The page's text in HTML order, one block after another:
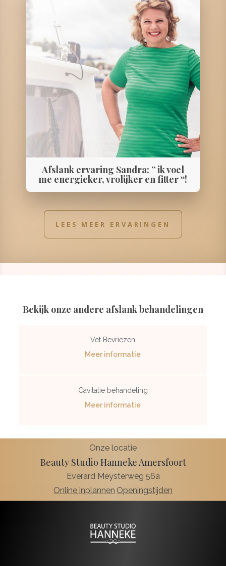
Afslank ervaring Sandra: ” ik voel
me energieker, vrolijker en fitter “!
LEES MEER ERVARINGEN
Bekijk onze andere afslank behandelingen
Vet Bevriezen
Meer informatie
Cavitatie behandeling
Meer informatie
Onze locatie
Beauty Studio Hanneke Amersfoort
Everard Meysterweg 56a
Online inplannen Openingstijden